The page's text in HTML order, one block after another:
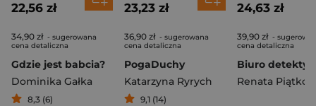
22,56 zł
34,90 zł - sugerowana
cena detaliczna
Gdzie jest babcia?
Dominika Gałka
8,3 (6)
23,23 zł
36,90 zł - sugerowana
cena detaliczna
PogaDuchy
Katarzyna Ryrych
9,1 (14)
24,63 zł
39,90 zł -
cena detaliczna
Renata